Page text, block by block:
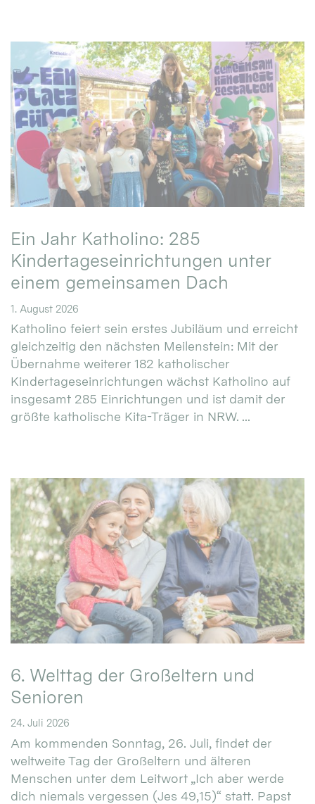
Ein Jahr Katholino: 285
Kindertageseinrichtungen unter
einem gemeinsamen Dach
1. August 2026
Katholino feiert sein erstes Jubiläum und erreicht
gleichzeitig den nächsten Meilenstein: Mit der
Übernahme weiterer 182 katholischer
Kindertageseinrichtungen wächst Katholino auf
insgesamt 285 Einrichtungen und ist damit der
größte katholische Kita-Träger in NRW. ...
6. Welttag der Großeltern und
Senioren
24. Juli 2026
Am kommenden Sonntag, 26. Juli, findet der
weltweite Tag der Großeltern und älteren
Menschen unter dem Leitwort „Ich aber werde
dich niemals vergessen (Jes 49,15)“ statt. Papst